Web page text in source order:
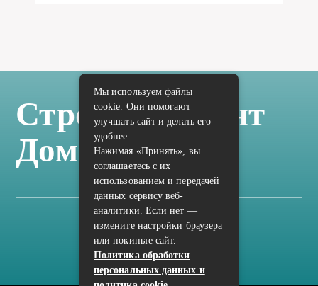
Стройка Ремонт
Дом Отделка
Карта сайта
Политика конфиденциальности
Мы используем файлы
cookie. Они помогают
улучшать сайт и делать его
удобнее.
Нажимая «Принять», вы
соглашаетесь с их
использованием и передачей
данных сервису веб-
аналитики. Если нет —
измените настройки браузера
или покиньте сайт.
Политика обработки
персональных данных и